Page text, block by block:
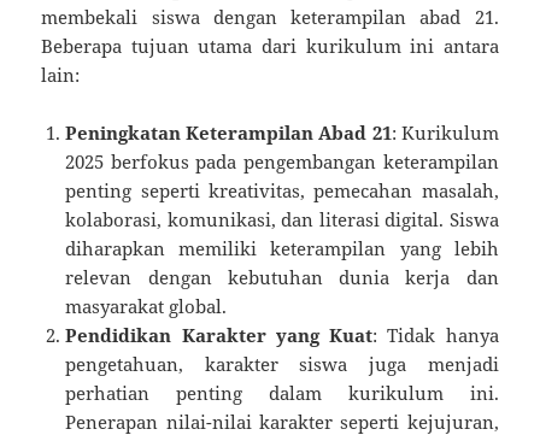
membekali siswa dengan keterampilan abad 21.
Beberapa tujuan utama dari kurikulum ini antara
lain:
Peningkatan Keterampilan Abad 21: Kurikulum
2025 berfokus pada pengembangan keterampilan
penting seperti kreativitas, pemecahan masalah,
kolaborasi, komunikasi, dan literasi digital. Siswa
diharapkan memiliki keterampilan yang lebih
relevan dengan kebutuhan dunia kerja dan
masyarakat global.
Pendidikan Karakter yang Kuat: Tidak hanya
pengetahuan, karakter siswa juga menjadi
perhatian penting dalam kurikulum ini.
Penerapan nilai-nilai karakter seperti kejujuran,